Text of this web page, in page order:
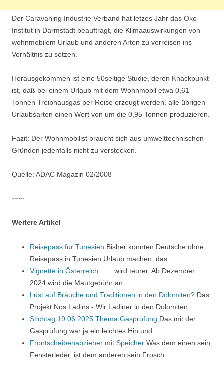
Der Caravaning Industrie Verband hat letzes Jahr das Öko-
Institut in Darmstadt beauftragt, die Klimaauswirkungen von
wohnmobilem Urlaub und anderen Arten zu verreisen ins
Verhältnis zu setzen.
Herausgekommen ist eine 50seitige Studie, deren Knackpunkt
ist, daß bei einem Urlaub mit dem Wohnmobil etwa 0,61
Tonnen Treibhausgas per Reise erzeugt werden, alle übrigen
Urlaubsarten einen Wert von um die 0,95 Tonnen produzieren.
Fazit: Der Wohnmobilist braucht sich aus umwelttechnischen
Gründen jedenfalls nicht zu verstecken.
Quelle: ADAC Magazin 02/2008
~~~
Weitere Artikel
Reisepass für Tunesien Bisher konnten Deutsche ohne
Reisepass in Tunesien Urlaub machen, das…
Vignette in Österreich...
... wird teurer. Ab Dezember
2024 wird die Mautgebühr an…
Lust auf Bräuche und Traditionen in den Dolomiten? Das
Projekt Nos Ladins - Wir Ladiner in den Dolomiten…
Stichtag 19.06.2025 Thema Gasprüfung Das mit der
Gasprüfung war ja ein leichtes Hin und…
Frontscheibenabzieher mit Speicher Was dem einen sein
Fensterleder, ist dem anderen sein Frosch.…